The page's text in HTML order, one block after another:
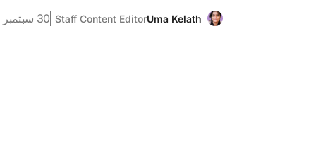
Uma Kelath
Staff Content Editor 30 سبتمبر 2025